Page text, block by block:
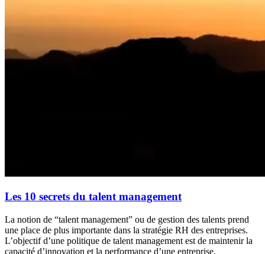
Les 10 secrets du talent management
La notion de “talent management” ou de gestion des talents prend
une place de plus importante dans la stratégie RH des entreprises.
L’objectif d’une politique de talent management est de maintenir la
capacité d’innovation et la performance d’une entreprise.